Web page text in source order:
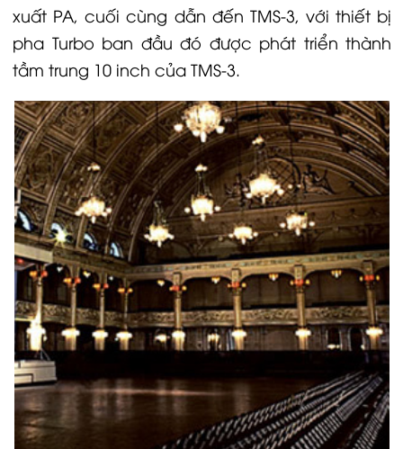
xuất PA, cuối cùng dẫn đến TMS-3, với thiết bị
pha Turbo ban đầu đó được phát triển thành
tầm trung 10 inch của TMS-3.